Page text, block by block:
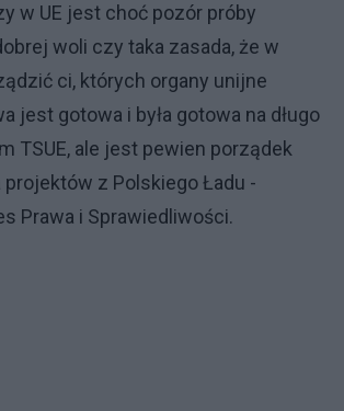
w UE jest choć pozór próby
woli czy taka zasada, że w
ci, których organy unijne
jest gotowa i była gotowa na długo
TSUE, ale jest pewien porządek
z Polskiego Ładu -
Prawa i Sprawiedliwości.